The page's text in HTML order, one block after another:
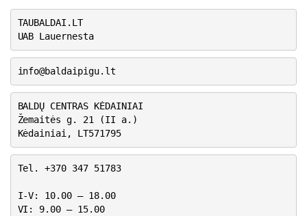
TAUBALDAI.LT
UAB Lauernesta
info@baldaipigu.lt
BALDŲ CENTRAS KĖDAINIAI
Žemaitės g. 21 (II a.)
Kėdainiai, LT571795
Tel. +370 347 51783
I-V: 10.00 – 18.00
VI: 9.00 – 15.00